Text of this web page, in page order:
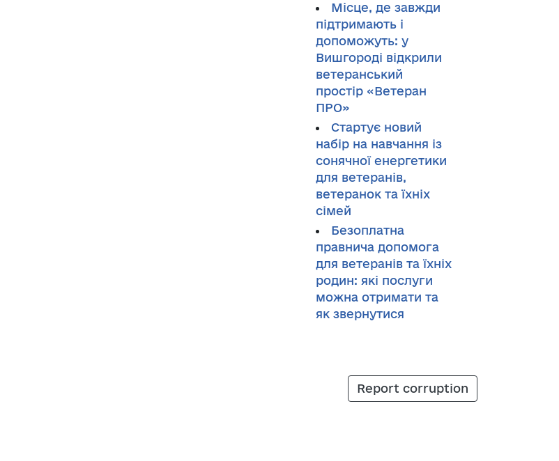
Місце, де завжди
підтримають і
допоможуть: у
Вишгороді відкрили
ветеранський
простір «Ветеран
ПРО»
Стартує новий
набір на навчання із
сонячної енергетики
для ветеранів,
ветеранок та їхніх
сімей
Безоплатна
правнича допомога
для ветеранів та їхніх
родин: які послуги
можна отримати та
як звернутися
Report corruption